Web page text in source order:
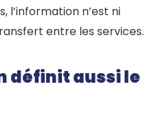
l’information n’est ni
entre les services.
définit aussi le